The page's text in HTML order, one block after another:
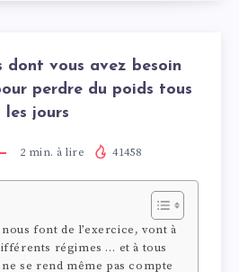
dont vous avez besoin
perdre du poids tous
les jours
2 min. à lire 41458
nous font de l’exercice, vont à
régimes … et à tous
se rend même pas compte